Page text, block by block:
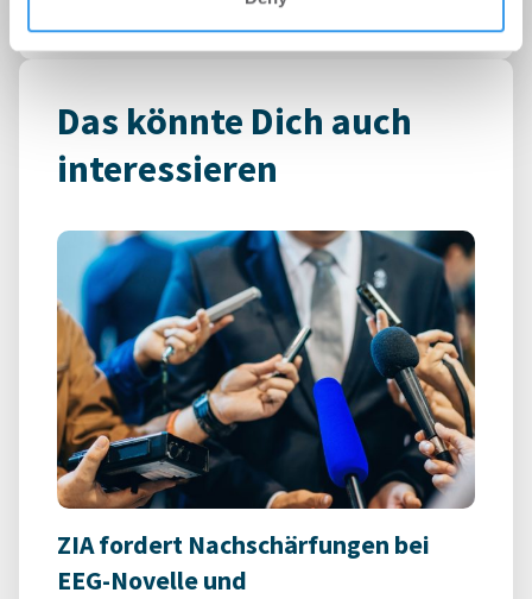
Das könnte Dich auch
interessieren
ZIA fordert Nachschärfungen bei
EEG-Novelle und